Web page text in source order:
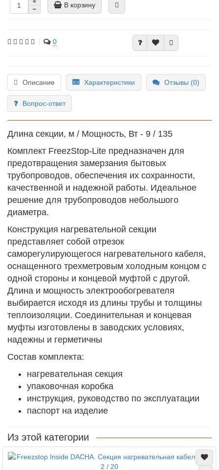
В корзину
0
Описание Характеристики Отзывы (0)
Вопрос-ответ
Длина секции, м / Мощность, Вт - 9 / 135
Комплект FreezStop-Lite предназначен для
предотвращения замерзания бытовых
трубопроводов, обеспечения их сохранности,
качественной и надежной работы. Идеальное
решение для трубопроводов небольшого
диаметра.
Конструкция нагревательной секции
представляет собой отрезок
саморегулирующегося нагревательного кабеля,
оснащенного трехметровым холодным концом с
одной стороны и концевой муфтой с другой.
Длина и мощность электрообогревателя
выбирается исходя из длины трубы и толщины
теплоизоляции. Соединительная и концевая
муфты изготовлены в заводских условиях,
надежны и герметичны
Состав комплекта:
нагревательная секция
упаковочная коробка
инструкция, руководство по эксплуатации
паспорт на изделие
Из этой категории